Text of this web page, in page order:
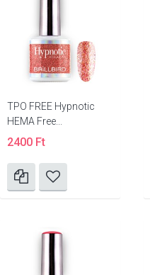
TPO FREE Hypnotic
HEMA Free...
2400 Ft